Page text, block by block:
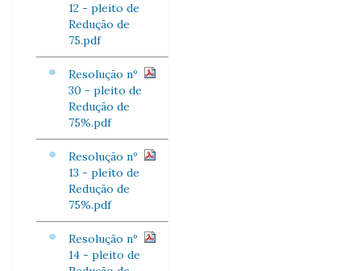
12 - pleito de
Redução de
75.pdf
Resolução nº
30 - pleito de
Redução de
75%.pdf
Resolução nº
13 - pleito de
Redução de
75%.pdf
Resolução nº
14 - pleito de